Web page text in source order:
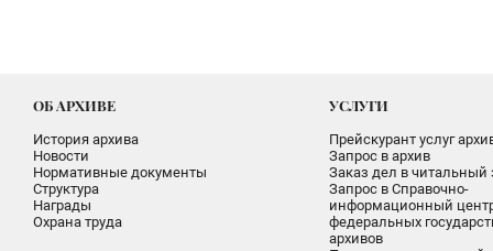
ОБ АРХИВЕ
История архива
Новости
Нормативные документы
Структура
Награды
Охрана труда
УСЛУГИ
Прейскурант услуг
Запрос в архив
Заказ дел в читальный
Запрос в Справочно-
информационный
федеральных
архивов